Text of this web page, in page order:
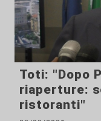
Toti: "Dopo
riaperture:
ristoranti"